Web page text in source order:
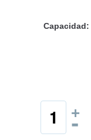
Capacidad:
+
-